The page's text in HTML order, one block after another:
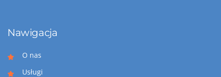
Nawigacja
O nas
Usługi